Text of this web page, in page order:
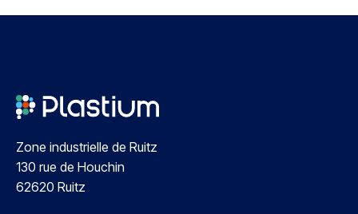
Zone industrielle de Ruitz
130 rue de Houchin
62620 Ruitz